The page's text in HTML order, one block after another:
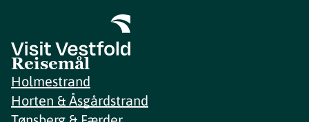
Reisemål
Holmestrand
Horten & Åsgårdstrand